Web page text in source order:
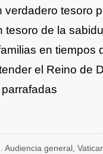
verdadero tesoro
tesoro de la
en tiempos
el Reino de
. Audiencia general,